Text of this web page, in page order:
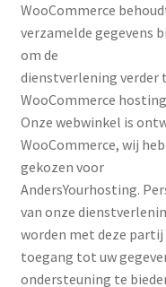
WooCommerce
verzamelde gegevens
om de
dienstverlening verder
WooCommerce hosting
Onze webwinkel is
WooCommerce, wij
gekozen voor
AndersYourhosting.
van onze
worden met deze partij
toegang tot uw
ondersteuning te